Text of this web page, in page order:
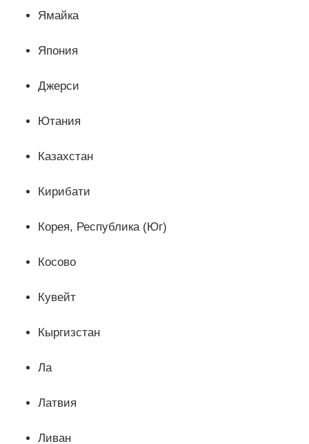
Ямайка
Япония
Джерси
Ютания
Казахстан
Кирибати
Корея, Республика (Юг)
Косово
Кувейт
Кыргизстан
Ла
Латвия
Ливан